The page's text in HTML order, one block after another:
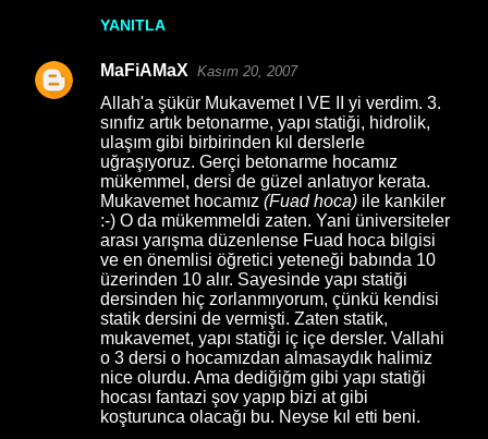
YANITLA
MaFiAMaX Kasım 20, 2007
Allah'a şükür Mukavemet I VE II yi verdim. 3.
sınıfız artık betonarme, yapı statiği, hidrolik,
ulaşım gibi birbirinden kıl derslerle
uğraşıyoruz. Gerçi betonarme hocamız
mükemmel, dersi de güzel anlatıyor kerata.
Mukavemet hocamız (Fuad hoca) ile kankiler
:-) O da mükemmeldi zaten. Yani üniversiteler
arası yarışma düzenlense Fuad hoca bilgisi
ve en önemlisi öğretici yeteneği babında 10
üzerinden 10 alır. Sayesinde yapı statiği
dersinden hiç zorlanmıyorum, çünkü kendisi
statik dersini de vermişti. Zaten statik,
mukavemet, yapı statiği iç içe dersler. Vallahi
o 3 dersi o hocamızdan almasaydık halimiz
nice olurdu. Ama dediğiğm gibi yapı statiği
hocası fantazi şov yapıp bizi at gibi
koşturunca olacağı bu. Neyse kıl etti beni.